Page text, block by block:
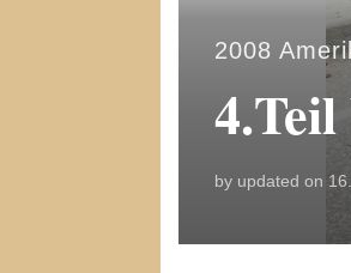
2008
by updated on